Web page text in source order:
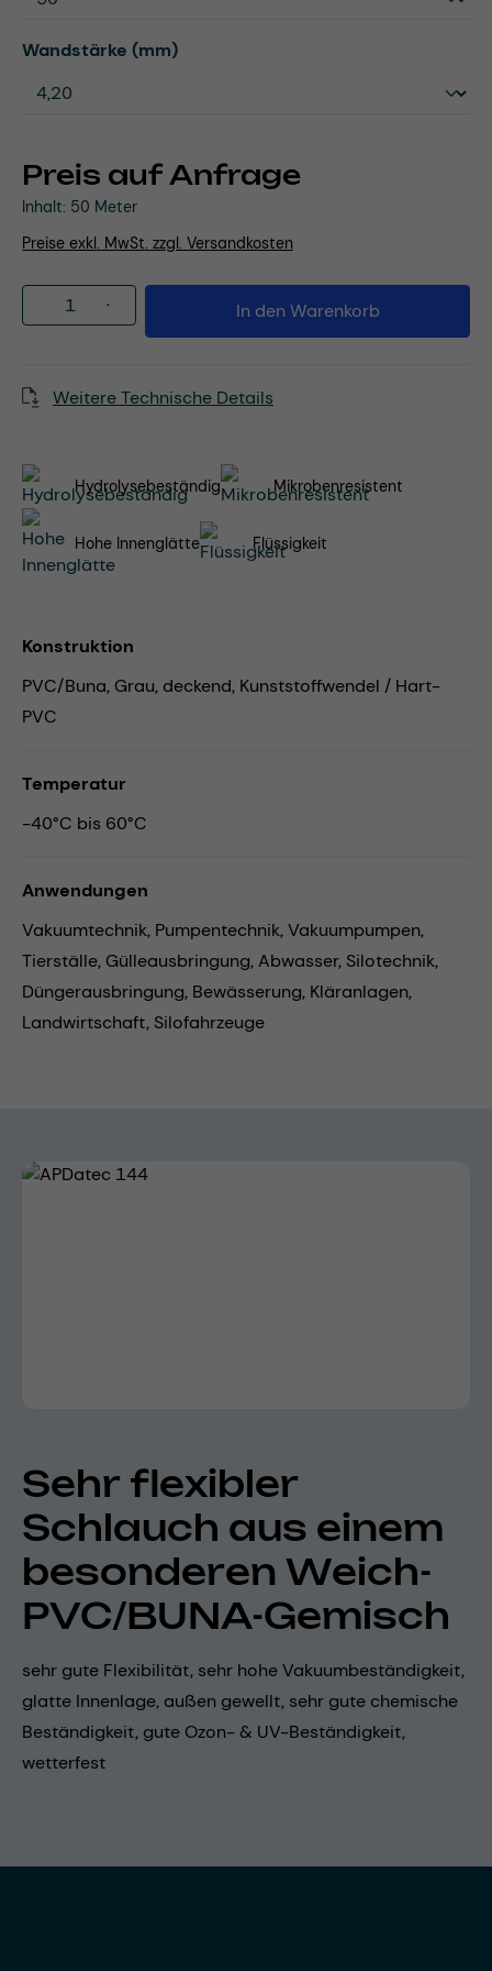
Preis auf Anfrage
Inhalt: 50 Meter
Preise exkl. MwSt. zzgl. Versandkosten
Wandstärke (mm)auswählen
Produkt Anzahl: Gib den gewünschten
In den Warenkorb
Weitere Technische Details
Hydrolysebeständig Mikrobenresistent
Hohe Innenglätte Flüssigkeit
Konstruktion
PVC/Buna, Grau, deckend, Kunststoffwendel / Hart-
PVC
Temperatur
-40°C bis 60°C
Anwendungen
Vakuumtechnik, Pumpentechnik,Vakuumpumpen,
Tierställe, Gülleausbringung,Abwasser, Silotechnik,
Düngerausbringung, Bewässerung, Kläranlagen,
Landwirtschaft, Silofahrzeuge
Bildergalerie überspringen
Sehr flexibler
Schlauch aus einem
besonderen Weich-
PVC/BUNA-Gemisch
sehr gute Flexibilität, sehr hohe Vakuumbeständigkeit,
glatte Innenlage, außen gewellt, sehr gute chemische
Beständigkeit, gute Ozon- & UV-Beständigkeit,
wetterfest